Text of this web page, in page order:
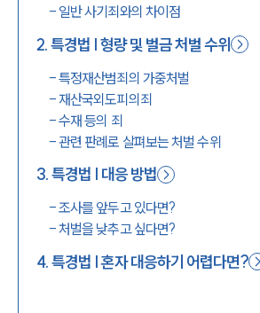
- 일반 사기죄와의 차이점
2.특경법 | 형량 및 벌금 처벌 수위
-특정재산범죄의 가중처벌
- 재산국외도피의죄
-수재 등의 죄
-관련 판례로 살펴보는 처벌 수위
3.특경법 | 대응 방법
-조사를 앞두고 있다면?
-처벌을 낮추고 싶다면?
4.특경법 | 혼자 대응하기 어렵다면?